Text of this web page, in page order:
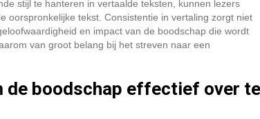
stijl te hanteren in vertaalde teksten, kunnen lezers
oorspronkelijke tekst. Consistentie in vertaling zorgt niet
en impact van de boodschap die wordt
van groot belang bij het streven naar een
de boodschap effectief over te